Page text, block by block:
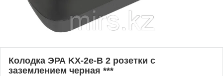
Колодка ЭРА KX-2e-B 2 розетки с
зазeмлением черная ***